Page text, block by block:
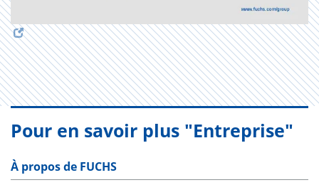
Pour en savoir plus "Entreprise"
À propos de FUCHS